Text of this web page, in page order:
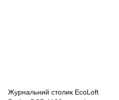
Журнальний столик EcoLoft